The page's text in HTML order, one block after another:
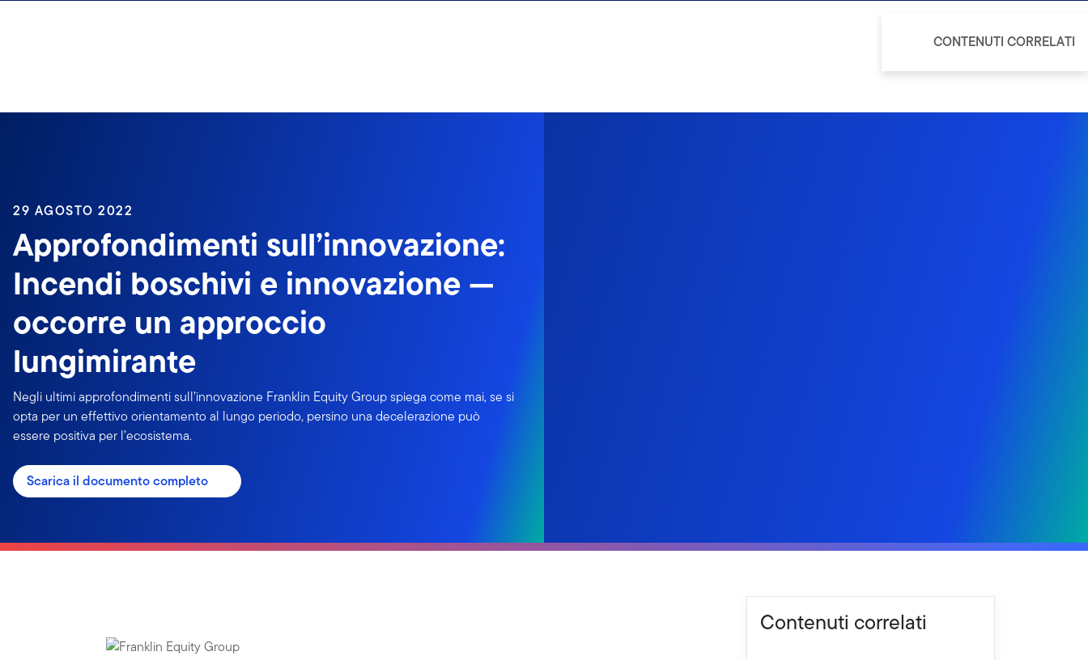
29 AGOSTO 2022
Approfondimenti sull’innovazione:
Incendi boschivi e innovazione —
occorre un approccio
lungimirante
Negli ultimi approfondimenti sull’innovazione Franklin Equity Group spiega come mai, se si
opta per un effettivo orientamento al lungo periodo, persino una decelerazione può
essere positiva per l’ecosistema.
Scarica il documento completo
Contenuti correlati
CONTENUTI CORRELATI